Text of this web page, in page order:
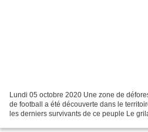
Lundi 05 octobre 2020 Une zone de
de football a été découverte dans le
les derniers survivants de ce peuple Le